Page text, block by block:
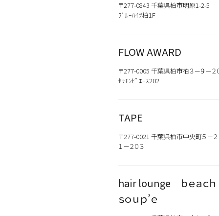
〒277-0843 千葉県柏市明原1-2-5
ﾌﾞﾙｰﾊｲﾂ柏1F
FLOW AWARD
〒277-0005 千葉県柏市柏３－９－２
ｾﾗﾓﾝﾋﾟｴｰｽ202
TAPE
〒277-0021 千葉県柏市中央町５－２
１－２０３
hair lounge ｂｅａｃｈ
ｓｏｕｐ’ｅ